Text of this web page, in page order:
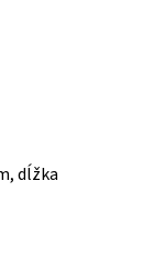
dĺžka